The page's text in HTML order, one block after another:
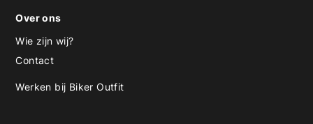
Over ons
Wie zijn wij?
Contact
Werken bij Biker Outfit